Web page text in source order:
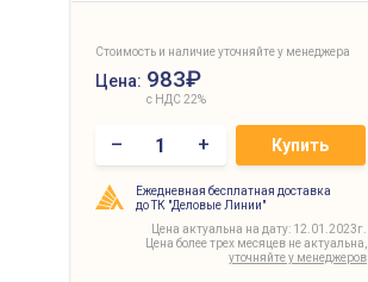
Стоимость и наличие уточняйте у менеджера
Цена: 983₽
с НДС 22%
– + Купить
Ежедневная бесплатная доставка
до ТК "Деловые Линии"
Цена актуальна на дату: 12.01.2023г.
Цена более трех месяцев не актуальна,
уточняйте у менеджеров